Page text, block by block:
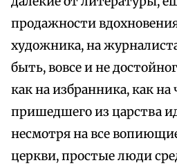
продажности
художника, на
быть, вовсе и не
как на избранника, как на
пришедшего из царства
несмотря на все
церкви, простые люди